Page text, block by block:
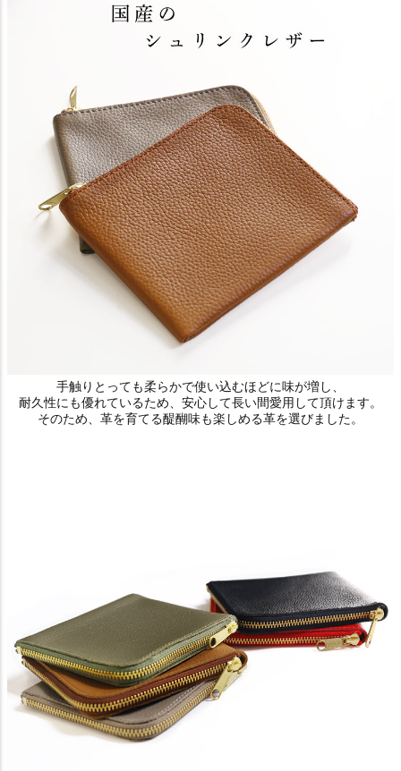
手触りとっても柔らかで使い込むほどに味が増し、
耐久性にも優れているため、安心して長い間愛用して頂けます。
そのため、革を育てる醍醐味も楽しめる革を選びました。